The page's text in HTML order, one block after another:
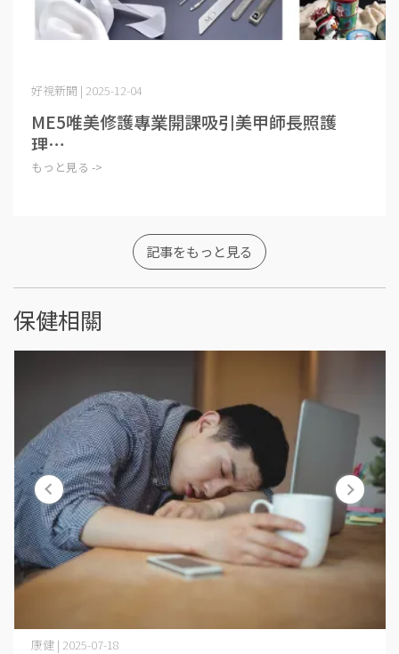
好視新聞 | 2025-12-04
ME5唯美修護專業開課吸引美甲師長照護
理⋯
もっと見る ->
記事をもっと見る
保健相關
康健 | 2025-07-18